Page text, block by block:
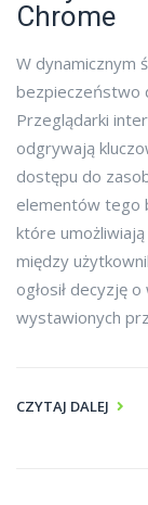
Chrome
W dynamicznym
bezpieczeństwo
Przeglądarki
odgrywają
dostępu do
elementów tego
które
między
ogłosił decyzję
wystawionych
CZYTAJ DALEJ